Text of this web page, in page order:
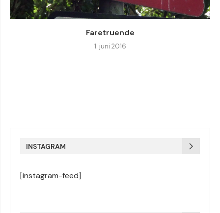
Faretruende
1. juni 2016
INSTAGRAM
[instagram-feed]